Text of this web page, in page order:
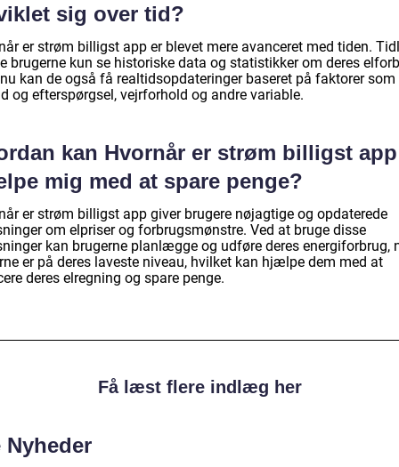
sig over tid?
er strøm billigst app er blevet mere avanceret med tiden.
brugerne kun se historiske data og statistikker om deres
kan de også få realtidsopdateringer baseret på faktorer som
og efterspørgsel, vejrforhold og andre variable.
kan Hvornår er strøm billigst app
mig med at spare penge?
er strøm billigst app giver brugere nøjagtige og opdaterede
om elpriser og forbrugsmønstre. Ved at bruge disse
kan brugerne planlægge og udføre deres energiforbrug,
er på deres laveste niveau, hvilket kan hjælpe dem med at
deres elregning og spare penge.
Få læst flere indlæg her
Nyheder